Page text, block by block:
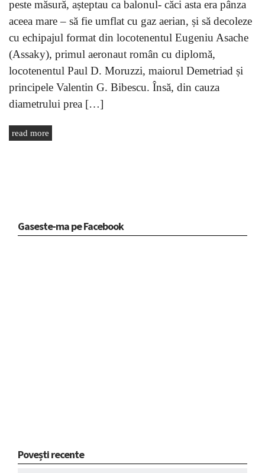
peste măsură, așteptau ca balonul- căci asta era pânza
aceea mare – să fie umflat cu gaz aerian, și să decoleze
cu echipajul format din locotenentul Eugeniu Asache
(Assaky), primul aeronaut român cu diplomă,
locotenentul Paul D. Moruzzi, maiorul Demetriad și
principele Valentin G. Bibescu. Însă, din cauza
diametrului prea […]
read more
Gaseste-ma pe Facebook
Povești recente